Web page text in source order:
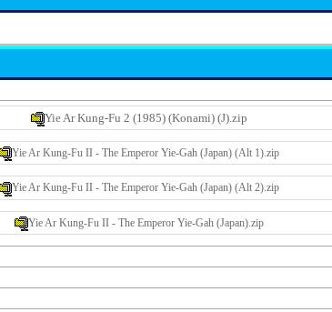
Yie Ar Kung-Fu 2 (1985) (Konami) (J).zip
Yie Ar Kung-Fu II - The Emperor Yie-Gah (Japan) (Alt 1).zip
Yie Ar Kung-Fu II - The Emperor Yie-Gah (Japan) (Alt 2).zip
Yie Ar Kung-Fu II - The Emperor Yie-Gah (Japan).zip